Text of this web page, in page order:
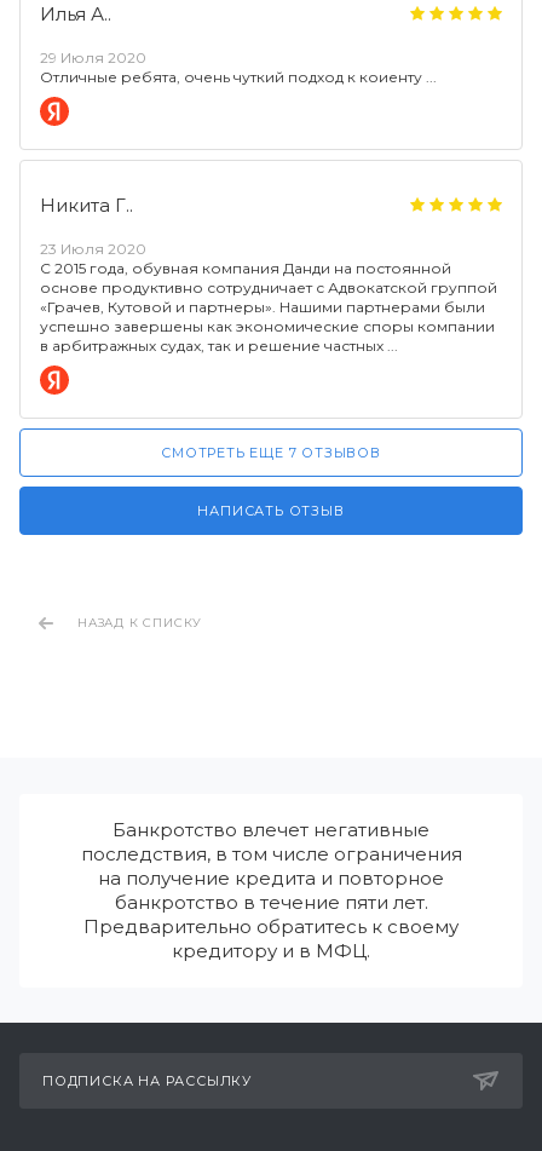
Илья А..
29 Июля 2020
Отличные ребята, очень чуткий подход к коиенту
Никита Г..
23 Июля 2020
С 2015 года, обувная компания Данди на постоянной
основе продуктивно сотрудничает с Адвокатской группой
«Грачев, Кутовой и партнеры». Нашими партнерами были
успешно завершены как экономические споры компании
в арбитражных судах, так и решение частных
СМОТРЕТЬ ЕЩЕ 7 ОТЗЫВОВ
НАПИСАТЬ ОТЗЫВ
НАЗАД К СПИСКУ
Банкротство влечет негативные
последствия, в том числе ограничения
на получение кредита и повторное
банкротство в течение пяти лет.
Предварительно обратитесь к своему
кредитору и в МФЦ.
ПОДПИСКА НА РАССЫЛКУ